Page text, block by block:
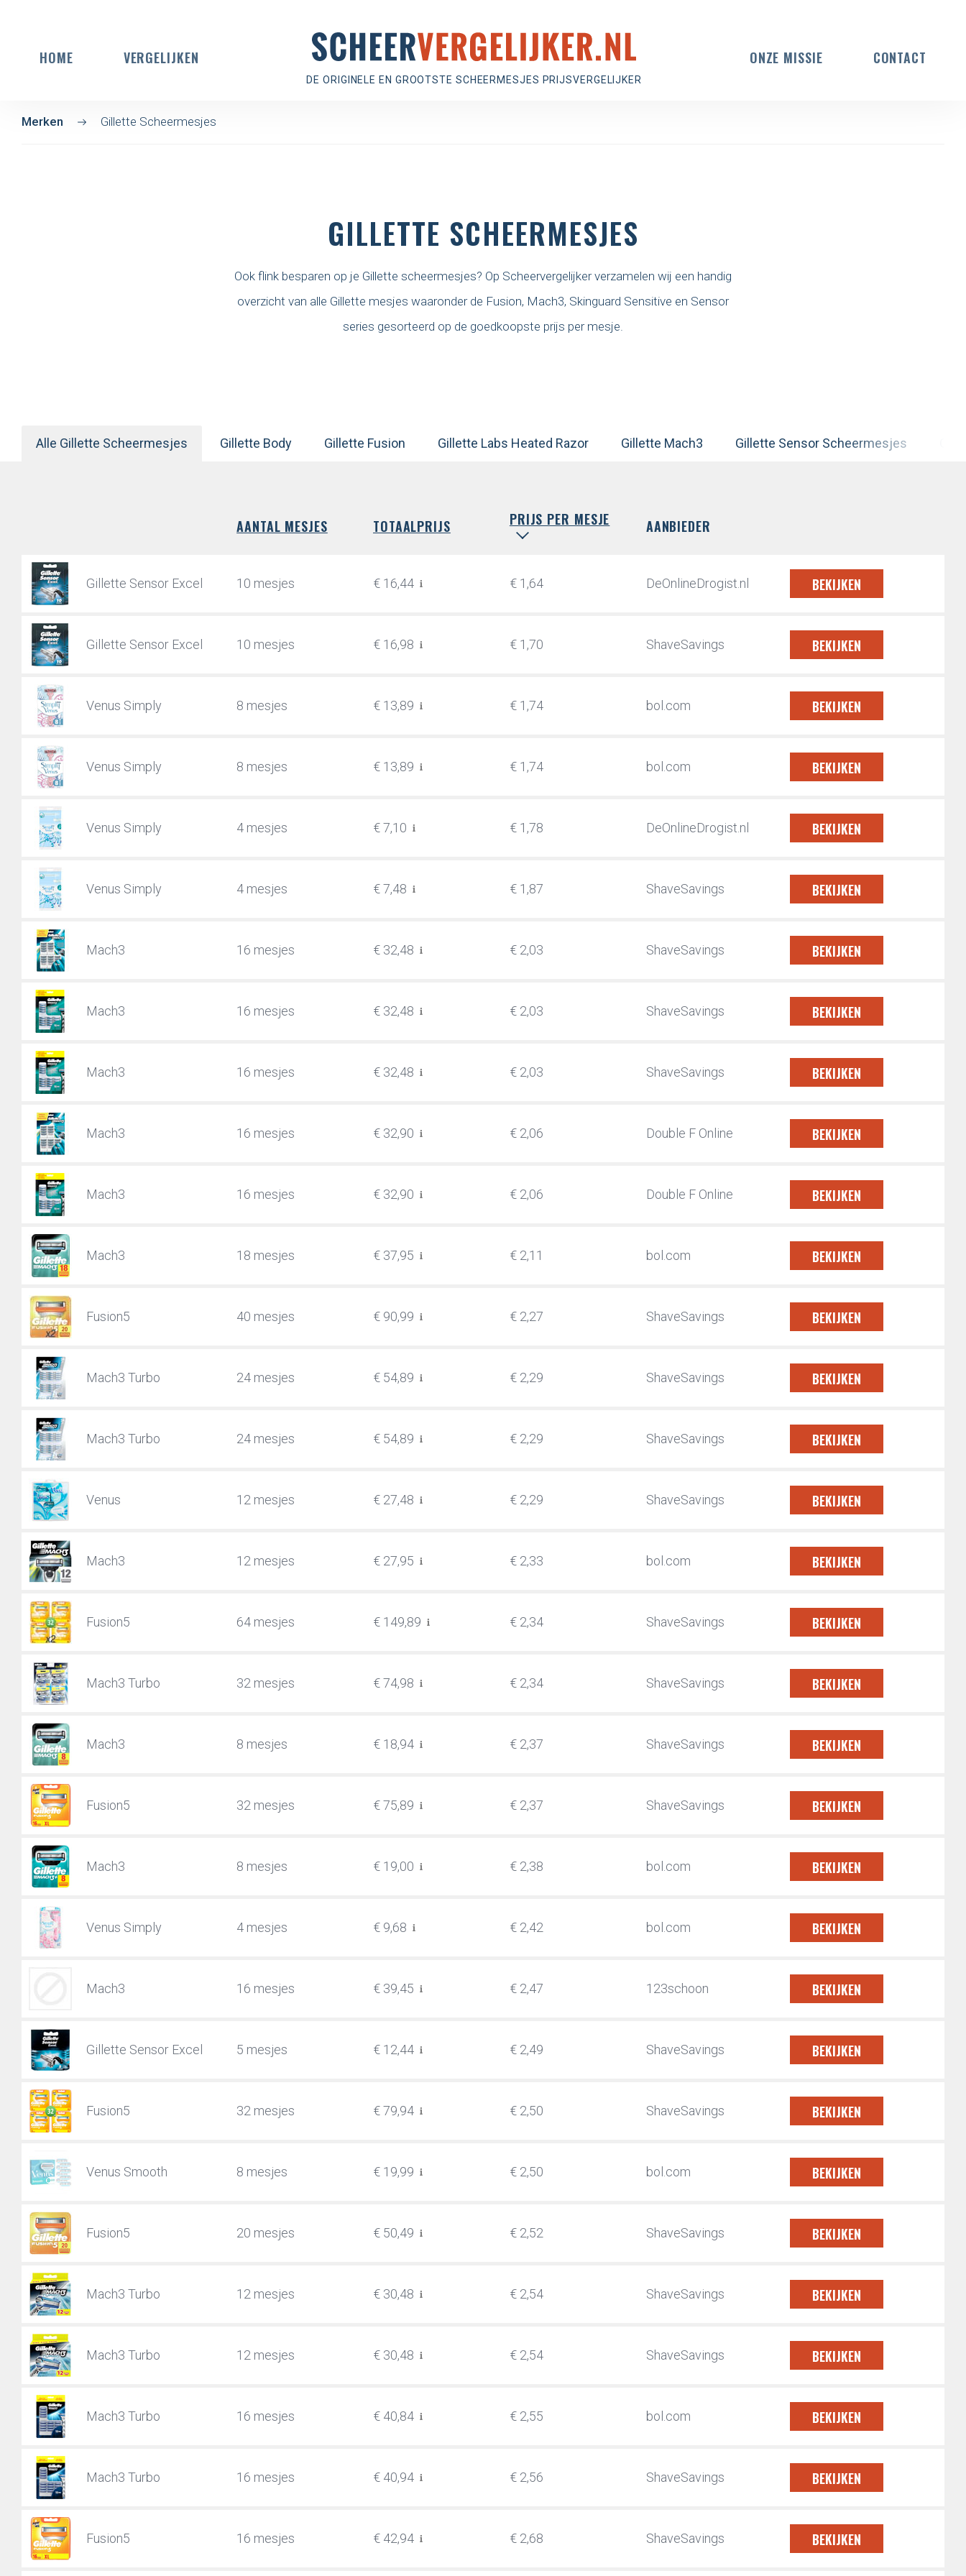
HOME VERGELIJKEN
DE ORIGINELE EN GROOTSTE SCHEERMESJES PRIJSVERGELIJKER
ONZE MISSIE CONTACT
Merken Gillette Scheermesjes
GILLETTE SCHEERMESJES
Ook flink besparen op je Gillette scheermesjes? Op Scheervergelijker verzamelen wij een handig
overzicht van alle Gillette mesjes waaronder de Fusion, Mach3, Skinguard Sensitive en Sensor
series gesorteerd op de goedkoopste prijs per mesje.
Alle Gillette Scheermesjes Gillette Body Gillette Fusion Gillette Labs Heated Razor Gillette Mach3 Gillette Sensor Scheermesjes
AANTAL MESJES TOTAALPRIJS PRIJS PER MESJE AANBIEDER
Gillette Sensor Excel 10 mesjes € 16,44 € 1,64 DeOnlineDrogist.nl BEKIJKEN
Gillette Sensor Excel 10 mesjes € 16,98 € 1,70 ShaveSavings BEKIJKEN
Venus Simply 8 mesjes € 13,89 € 1,74 bol.com BEKIJKEN
Venus Simply 8 mesjes € 13,89 € 1,74 bol.com BEKIJKEN
Venus Simply 4 mesjes € 7,10 € 1,78 DeOnlineDrogist.nl BEKIJKEN
Venus Simply 4 mesjes € 7,48 € 1,87 ShaveSavings BEKIJKEN
Mach3 16 mesjes € 32,48 € 2,03 ShaveSavings BEKIJKEN
Mach3 16 mesjes € 32,48 € 2,03 ShaveSavings BEKIJKEN
Mach3 16 mesjes € 32,48 € 2,03 ShaveSavings BEKIJKEN
Mach3 16 mesjes € 32,90 € 2,06 Double F Online BEKIJKEN
Mach3 16 mesjes € 32,90 € 2,06 Double F Online BEKIJKEN
Mach3 18 mesjes € 37,95 € 2,11 bol.com BEKIJKEN
Fusion5 40 mesjes € 90,99 € 2,27 ShaveSavings BEKIJKEN
Mach3 Turbo 24 mesjes € 54,89 € 2,29 ShaveSavings BEKIJKEN
Mach3 Turbo 24 mesjes € 54,89 € 2,29 ShaveSavings BEKIJKEN
Venus 12 mesjes € 27,48 € 2,29 ShaveSavings BEKIJKEN
Mach3 12 mesjes € 27,95 € 2,33 bol.com BEKIJKEN
Fusion5 64 mesjes € 149,89 € 2,34 ShaveSavings BEKIJKEN
Mach3 Turbo 32 mesjes € 74,98 € 2,34 ShaveSavings BEKIJKEN
Mach3 8 mesjes € 18,94 € 2,37 ShaveSavings BEKIJKEN
Fusion5 32 mesjes € 75,89 € 2,37 ShaveSavings BEKIJKEN
Mach3 8 mesjes € 19,00 € 2,38 bol.com BEKIJKEN
Venus Simply 4 mesjes € 9,68 € 2,42 bol.com BEKIJKEN
Mach3 16 mesjes € 39,45 € 2,47 123schoon BEKIJKEN
Gillette Sensor Excel 5 mesjes € 12,44 € 2,49 ShaveSavings BEKIJKEN
Fusion5 32 mesjes € 79,94 € 2,50 ShaveSavings BEKIJKEN
Venus Smooth 8 mesjes € 19,99 € 2,50 bol.com BEKIJKEN
Fusion5 20 mesjes € 50,49 € 2,52 ShaveSavings BEKIJKEN
Mach3 Turbo 12 mesjes € 30,48 € 2,54 ShaveSavings BEKIJKEN
Mach3 Turbo 12 mesjes € 30,48 € 2,54 ShaveSavings BEKIJKEN
Mach3 Turbo 16 mesjes € 40,84 € 2,55 bol.com BEKIJKEN
Mach3 Turbo 16 mesjes € 40,94 € 2,56 ShaveSavings BEKIJKEN
Fusion5 16 mesjes € 42,94 € 2,68 ShaveSavings BEKIJKEN